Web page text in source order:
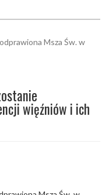
Msza Św. w
więźniów i ich